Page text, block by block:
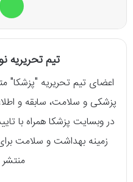
تیم تحریریه
اعضای تیم تحریریه "پزشکا"
پزشکی و سلامت، سابقه و
در وبسایت پزشکا همراه با
زمینه بهداشت و سلامت